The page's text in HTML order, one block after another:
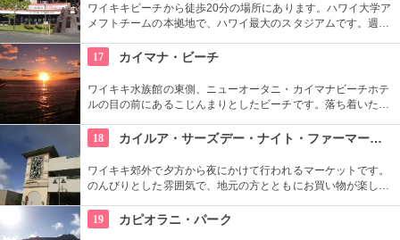
ワイキキビーチから徒歩20分の場所にあります。ハワイ大学ア
メフトチームの本拠地で、ハワイ最大のスタジアムです。週3
います。400以上もの地元のお店が出店し、大盛り上がり。お
宝を見つけてみませんか。
17 カイマナ・ビーチ
ワイキキ水族館の東側、ニューオータニ・カイマナビーチホテ
ルの目の前にあるこじんまりとしたビーチです。落ち着いた雰
すぐ横には終戦記念プールもあります。
18 カイルア・サーズデー・ナイト・ファーマーズ・マーケット
ワイキキ郊外で夕方から夜にかけて行われるマーケットです。
のんびりとした雰囲気で、地元の方とともにお買い物が楽しめ
ワイ産のおいしいグルメが勢ぞろい。ちょうど、早めのディナ
ーに利用できそうですね。
19 カピオラニ・パーク